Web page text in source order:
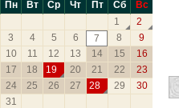
Пн Вт Ср Чт Пт Сб
Вс
1
2
3
4 5 6 7 8
9
10
11 12 13 14 15
16
17
18 19 20 21 22
23
24
25 26 27 28 29
30
31